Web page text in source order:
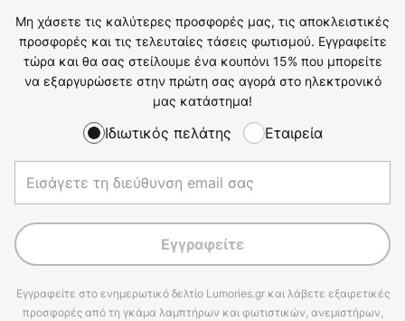
Μη χάσετε τις καλύτερες προσφορές μας, τις αποκλειστικές
προσφορές και τις τελευταίες τάσεις φωτισμού. Εγγραφείτε
τώρα και θα σας στείλουμε ένα κουπόνι 15% που μπορείτε
να εξαργυρώσετε στην πρώτη σας αγορά στο ηλεκτρονικό
μας κατάστημα!
Ιδιωτικός πελάτης Εταιρεία
Εγγραφείτε
Εγγραφείτε στο ενημερωτικό δελτίο Lumories.gr και λάβετε εξαιρετικές
προσφορές από τη γκάμα λαμπτήρων και φωτιστικών, ανεμιστήρων,